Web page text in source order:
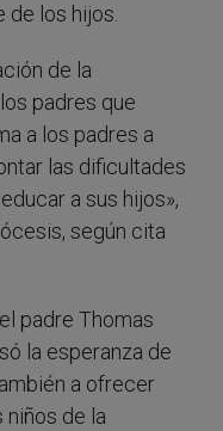
de los hijos.
de la
padres que
a los padres a
las dificultades
a sus hijos»,
según cita
padre Thomas
la esperanza de
a ofrecer
niños de la